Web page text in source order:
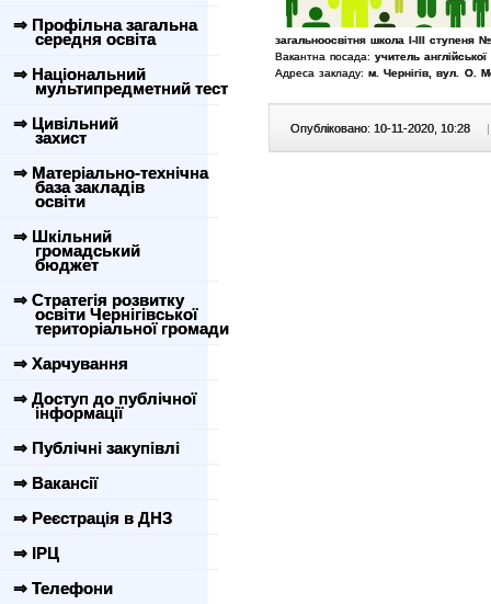
⇒ Профільна загальна
середня освіта
⇒ Національний
мультипредметний тест
⇒ Цивільний
захист
⇒ Матеріально-технічна
база закладів
освіти
⇒ Шкільний
громадський
бюджет
⇒ Стратегія розвитку
освіти Чернігівської
територіальної громади
⇒ Харчування
⇒ Доступ до публічної
інформації
⇒ Публічні закупівлі
⇒ Вакансії
⇒ Реєстрація в ДНЗ
⇒ ІРЦ
⇒ Телефони
загальноосвітня школа І-ІІІ ступеня
Вакантна посада:учитель
Адреса закладу:м. Чернігів, вул. О.
Опубліковано: 10-11-2020, 10:28 |